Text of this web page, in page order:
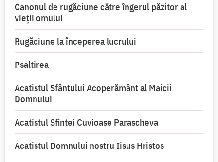
Canonul de rugăciune către îngerul păzitor al
vieții omului
Rugăciune la începerea lucrului
Psaltirea
Acatistul Sfântului Acoperământ al Maicii
Domnului
Acatistul Sfintei Cuvioase Parascheva
Acatistul Domnului nostru Iisus Hristos